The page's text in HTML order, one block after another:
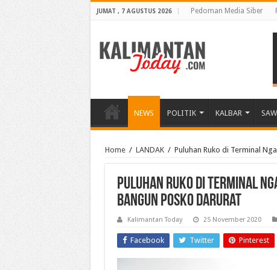
JUMAT , 7 AGUSTUS 2026 Pedoman Media Siber
NEWS POLITIK KALBAR
Home / LANDAK / Puluhan Ruko di Terminal
Puluhan Ruko di Terminal
Bangun Posko Darurat
Kalimantan Today 25 November 2020
Facebook Twitter Pinterest